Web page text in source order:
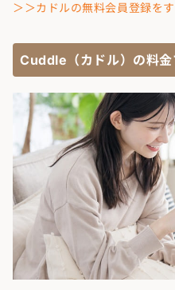
＞＞カドルの無料会員登録を
Cuddle（カドル）の料金